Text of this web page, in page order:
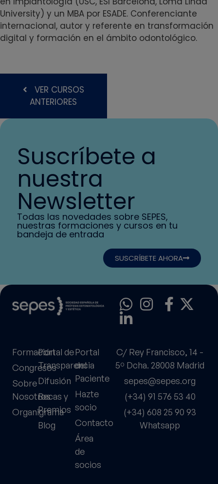
University) y un MBA por ESADE. Conferenciante
internacional, autor y referente en transformación
digital y formación en el ámbito odontológico.
VER CURSOS
ANTERIORES
Suscríbete a
nuestra
Newsletter
Todas las novedades sobre SEPES,
nuestras formaciones y cursos en tu
bandeja de entrada
SUSCRÍBETE AHORA
Formación
Congresos
Sobre
Nosotros
Organigrama
Portal de
Transparencia
Difusión
Becas y
Premios
Blog
Portal
del
Paciente
Hazte
socio
Contacto
Área
de
socios
C/ Rey Francisco, 14 -
5º Dcha. 28008 Madrid
sepes@sepes.org
(+34) 91 576 53 40
(+34) 608 25 90 93
Whatsapp